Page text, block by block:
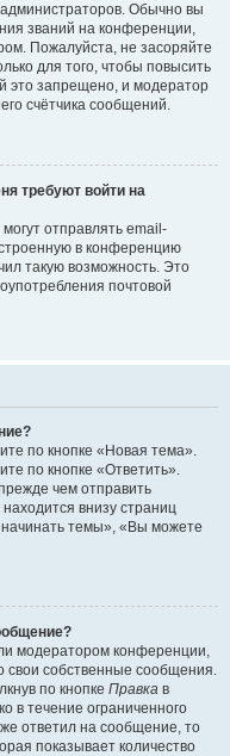
Обычно вы
званий на конференции,
Пожалуйста, не засоряйте
для того, чтобы повысить
это запрещено, и модератор
счётчика сообщений.
требуют войти на
отправлять email-
в конференцию
такую возможность. Это
почтовой
по кнопке «Новая тема».
по кнопке «Ответить».
чем отправить
внизу страниц
темы», «Вы можете
модератором конференции,
свои собственные сообщения.
по кнопке Правка в
в течение ограниченного
ответил на сообщение, то
показывает количество